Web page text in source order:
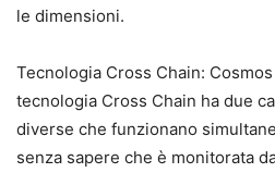
le dimensioni.
Tecnologia Cross Chain:
tecnologia Cross Chain ha due
diverse che funzionano
senza sapere che è monitorata